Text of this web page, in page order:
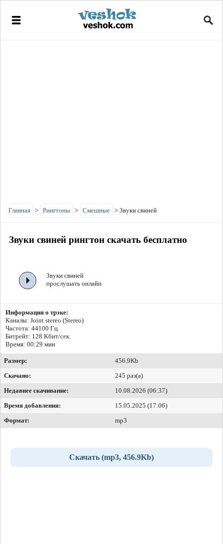
Главная > Рингтоны > Смешные > Звуки свиней
Звуки свиней рингтон скачать бесплатно
Звуки свиней
прослушать онлайн
Информация о трэке:
Каналы: Joint stereo (Stereo)
Частота: 44100 Гц
Битрейт: 128 Кбит/сек.
Время: 00:29 мин
Размер:
456.9Kb
Скачано:
245 раз(а)
Недавнее скачивание:
10.08.2026 (06:37)
Время добавления:
15.05.2025 (17:06)
Формат:
mp3
Скачать (mp3, 456.9Kb)